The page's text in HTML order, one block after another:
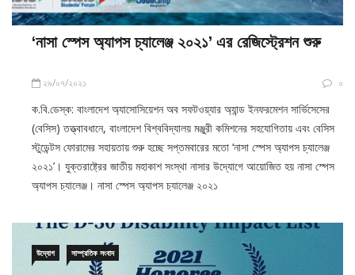
‘নাসা স্পেস অ্যাপস চ্যালেঞ্জ ২০২১’ এর রেজিস্ট্রেশন শুরু
২৯/০৭/২০২১ ০
ক.বি.ডেস্ক: বাংলাদেশ অ্যাসোসিয়েশন অব সফটওয়্যার অ্যান্ড ইনফরমেশন সার্ভিসেসের
(বেসিস) তত্ত্বাবধানে, বাংলাদেশ বিশ্ববিদ্যালয় মঞ্জুরী কমিশনের সহযোগিতায় এবং বেসিস
স্টুডেন্টস ফোরামের সহায়তায় শুরু হচ্ছে সপ্তমবারের মতো ‘নাসা স্পেস অ্যাপস চ্যালেঞ্জ
২০২১’। যুক্তরাষ্ট্রের জাতীয় মহাকাশ সংস্থা নাসার উদ্যোগে আয়োজিত হয় নাসা স্পেস
অ্যাপস চ্যালেঞ্জ। নাসা স্পেস অ্যাপস চ্যালেঞ্জ ২০২১
উদ্যোগ সাম্প্রতিক সংবাদ